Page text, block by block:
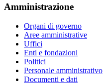
Amministrazione
Organi di governo
Aree amministrative
Uffici
Enti e fondazioni
Politici
Personale amministrativo
Documenti e dati